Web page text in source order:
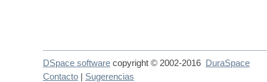
DSpace software copyright © 2002-2016 DuraSpace
Contacto
Sugerencias